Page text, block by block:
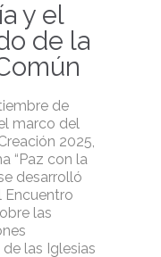
y el
de la
de
marco del
2025,
“Paz con la
desarrolló
Encuentro
las
de las Iglesias